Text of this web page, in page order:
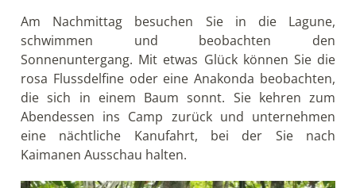
Am Nachmittag besuchen Sie in die Lagune,
schwimmen und beobachten den
Sonnenuntergang. Mit etwas Glück können Sie die
rosa Flussdelfine oder eine Anakonda beobachten,
die sich in einem Baum sonnt. Sie kehren zum
Abendessen ins Camp zurück und unternehmen
eine nächtliche Kanufahrt, bei der Sie nach
Kaimanen Ausschau halten.